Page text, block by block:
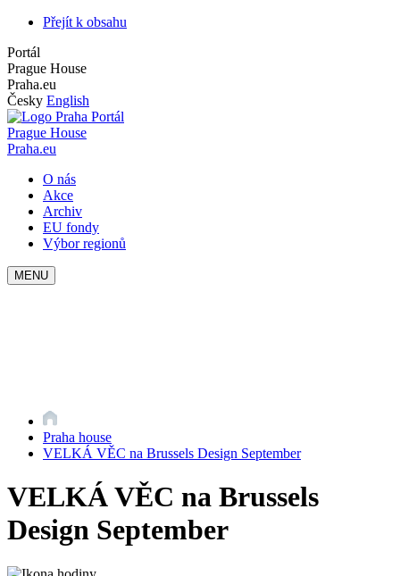
Přejít k obsahu
Portál
Prague House
Praha.eu
Česky English
Portál
Prague House
Praha.eu
O nás
Akce
Archiv
EU fondy
Výbor regionů
MENU
Praha house
VELKÁ VĚC na Brussels Design September
VELKÁ VĚC na Brussels
Design September